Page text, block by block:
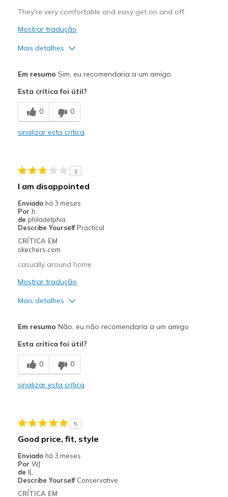
Sizing
Feels half size too small
View On Shoes
They're very comfortable and easy get on and off
Mostrar tradução
Mais detalhes
Breathe Well
Comfortable
Travel
Width
Sizing
View On Shoes
I'm Into Shoes
Em resumo Sim, eu recomendaria a um amigo
Esta crítica foi útil?
0 0
sinalizar esta crítica
3
I am disappointed
Enviado há 3 meses
Por h
de philadelphia
Describe Yourself Practical
CRÍTICA EM
skechers.com
casually around home
Mostrar tradução
Mais detalhes
Contras
not good for long walks-feet not well supported
Feels half size too big
View On Shoes
Shoes are for Wearing
Em resumo Não, eu não recomendaria a um amigo
Esta crítica foi útil?
0 0
sinalizar esta crítica
5
Good price, fit, style
Enviado há 3 meses
Por WJ
de IL
Describe Yourself Conservative
CRÍTICA EM